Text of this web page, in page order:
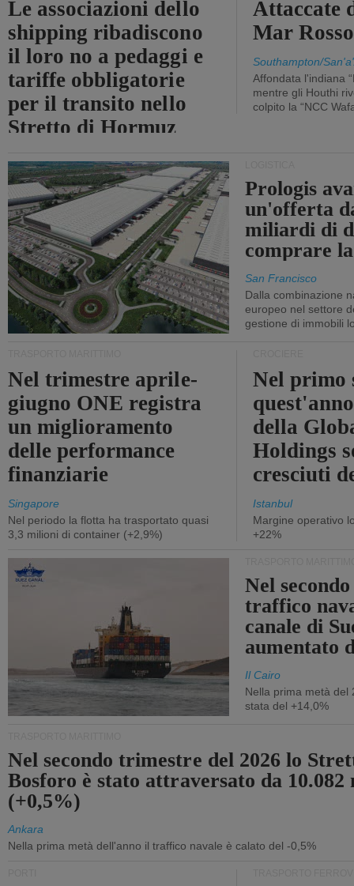
Le associazioni dello
shipping ribadiscono
il loro no a pedaggi e
tariffe obbligatorie
per il transito nello
Stretto di Hormuz
Attaccate
Mar Rosso
Southampton/
Affondata l'indiana
mentre gli Houthi
colpito la “NCC
Prologis
un'offerta
miliardi di
comprare
San Francisco
Dalla combinazione
europeo nel settore
gestione di immobili
Nel trimestre aprile-
giugno ONE registra
un miglioramento
delle performance
finanziarie
Singapore
Nel periodo la flotta ha trasportato quasi
3,3 milioni di container (+2,9%)
Nel primo
della
Holdings
cresciuti
Istanbul
Margine operativo
+22%
Nel
traffico
canale di
aumentato
Il Cairo
Nella prima metà del
stata del +14,0%
Nel secondo trimestre del 2026 lo
Bosforo è stato attraversato da 10.082
(+0,5%)
Ankara
Nella prima metà dell'anno il traffico navale è calato del -0,5%